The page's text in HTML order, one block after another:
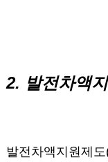
2. 발전차액
발전차액지원제